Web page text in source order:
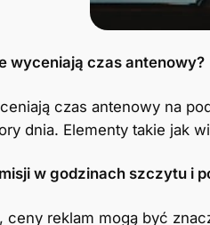
wyceniają czas antenowy?
czas antenowy na
dnia. Elementy takie jak
w godzinach szczytu i
ceny reklam mogą być